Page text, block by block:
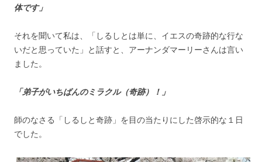
体です」
それを聞いて私は、「しるしとは単に、イエスの奇跡的な行な
いだと思っていた」と話すと、アーナンダマーリーさんは言い
ました。
「弟子がいちばんのミラクル（奇跡）！」
師のなさる「しるしと奇跡」を目の当たりにした啓示的な１日
でした。